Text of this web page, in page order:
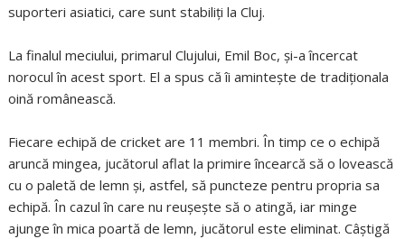
suporteri asiatici, care sunt stabiliți la Cluj.
La finalul meciului, primarul Clujului, Emil Boc, și-a încercat
norocul în acest sport. El a spus că îi amintește de tradiționala
oină românească.
Fiecare echipă de cricket are 11 membri. În timp ce o echipă
aruncă mingea, jucătorul aflat la primire încearcă să o lovească
cu o paletă de lemn și, astfel, să puncteze pentru propria sa
echipă. În cazul în care nu reușește să o atingă, iar minge
ajunge în mica poartă de lemn, jucătorul este eliminat. Câștigă